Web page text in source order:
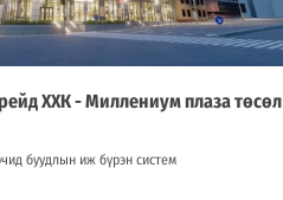
ХХК - Миллениум плаза төсөл
буудлын иж бүрэн систем